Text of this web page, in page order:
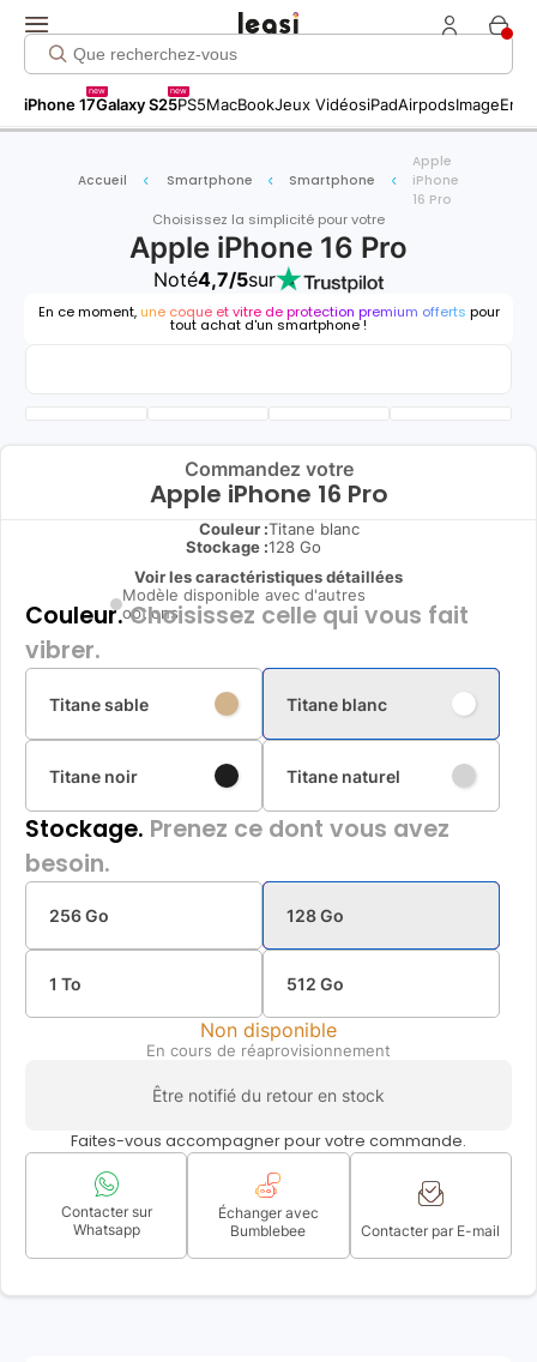
iPhone 17
new
Galaxy S25
new
PS5MacBookJeux VidéosiPadAirpodsImage
Accueil Smartphone Smartphone
Apple
iPhone
16 Pro
Choisissez la simplicité pour votre
Apple iPhone 16 Pro
Noté4,7/5sur
En ce moment, une coque et vitre de protection premium offerts pour
tout achat d'un smartphone !
Commandez votre
Apple iPhone 16 Pro
Couleur :Titane blanc
Stockage :128 Go
Voir les caractéristiques détaillées
Modèle disponible avec d'autres
options
Couleur.Choisissez celle qui vous fait
vibrer.
Titane sable Titane blanc
Titane noir Titane naturel
Stockage. Prenez ce dont vous avez
besoin.
256 Go 128 Go
1 To 512 Go
Non disponible
En cours de réaprovisionnement
Être notifié du retour en stock
Faites-vous accompagner pour votre commande.
Contacter sur
Whatsapp
Échanger avec
Bumblebee
Contacter par E-mail